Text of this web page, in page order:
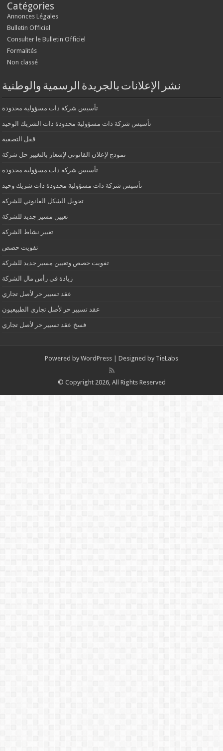
Catégories
Annonces Légales
Bulletin Officiel
Consulter le Bulletin Officiel
Formalités
Non classé
نشر الإعلانات بالجريدة الرسمية والوطنية
تأسيس شركة ذات مسؤولية محدودة
تأسيس شركة ذات مسؤولية محدودة ذات الشريك الوحيد
قفل التصفية
نموذج لإعلان القانوني لإشعار بالتغيير حل شركة
تأسيس شركة ذات مسؤولية محدودة
تأسيس شركة ذات مسؤولية محدودة ذات شريك وحيد
تحويل الشكل القانوني للشركة
تعيين مسير جديد للشركة
تغيير نشاط الشركة
تفويت حصص
تفويت حصص وتعيين مسير جديد للشركة
زيادة في رأس مال الشركة
عقد تسيير حر لأصل تجاري
عقد تسيير حر لأصل تجاري الطبيعيون
فسخ عقد تسيير حر لأصل تجاري
Powered by WordPress | Designed by TieLabs
© Copyright 2026, All Rights Reserved